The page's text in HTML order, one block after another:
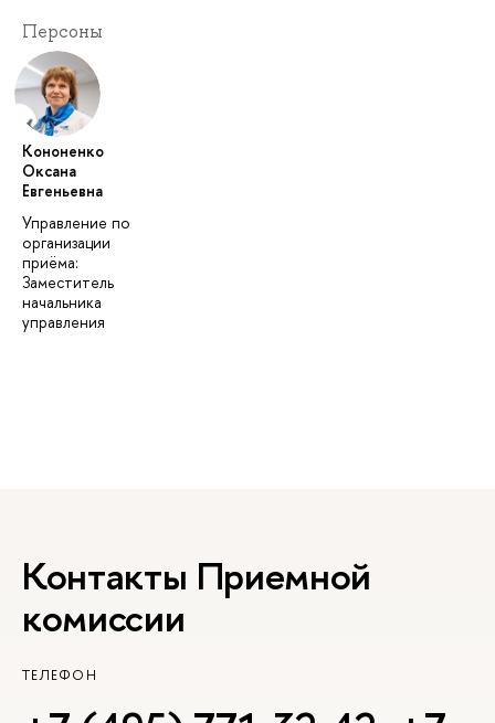
Персоны
Кононенко
Оксана
Евгеньевна
Управление по
организации
приёма:
Заместитель
начальника
управления
Контакты Приемной
комиссии
ТЕЛЕФОН